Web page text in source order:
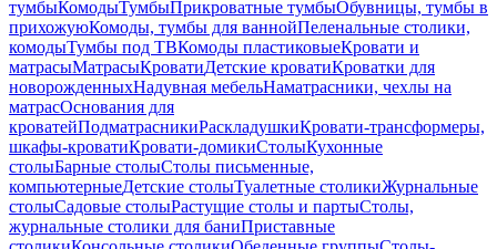
тумбыКомодыТумбыПрикроватные тумбыОбувницы, тумбы в
прихожуюКомоды, тумбы для ваннойПеленальные столики,
комодыТумбы под ТВКомоды пластиковыеКровати и
матрасыМатрасыКроватиДетские кроватиКроватки для
новорожденныхНадувная мебельНаматрасники, чехлы на
матрасОснования для
кроватейПодматрасникиРаскладушкиКровати-трансформеры,
шкафы-кроватиКровати-домикиСтолыКухонные
столыБарные столыСтолы письменные,
компьютерныеДетские столыТуалетные столикиЖурнальные
столыСадовые столыРастущие столы и партыСтолы,
журнальные столики для баниПриставные